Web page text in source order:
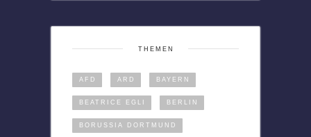
THEMEN
AFD ARD BAYERN
BEATRICE EGLI BERLIN
BORUSSIA DORTMUND